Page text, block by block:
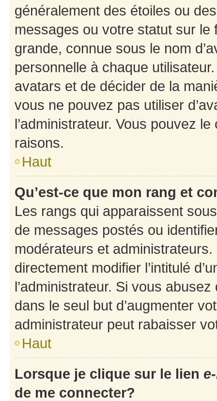
généralement des étoiles ou
messages ou votre statut sur
grande, connue sous le nom
personnelle à chaque utilisateur.
avatars et de décider de la
vous ne pouvez pas utiliser
l’administrateur. Vous pouvez
raisons.
Haut
Qu’est-ce que mon rang et
Les rangs qui apparaissent
de messages postés ou
modérateurs et
directement modifier l’intitulé
l’administrateur. Si vous
dans le seul but d’augmenter
administrateur peut rabaisser
Haut
Lorsque je clique sur le lien
de me connecter?